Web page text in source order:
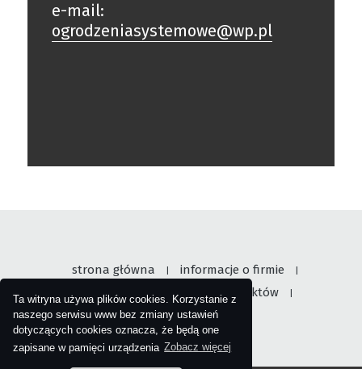
Ta witryna używa plików cookies. Korzystanie z
naszego serwisu www bez zmiany ustawień
dotyczących cookies oznacza, że będą one
zapisane w pamięci urządzenia Zobacz więcej
e-mail:
ogrodzeniasystemowe@wp.pl
strona główna informacje o firmie
nasza oferta galeria produktów
skontaktu się z nami